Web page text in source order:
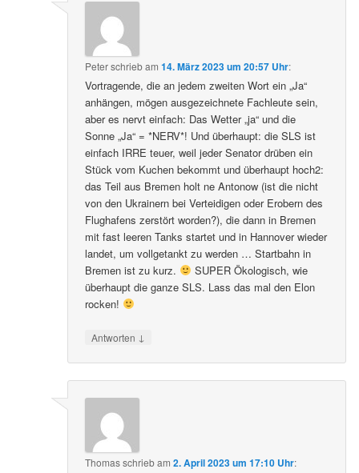
Peterschriebam14. März 2023 um 20:57 Uhr:
Vortragende, die an jedem zweiten Wort ein „Ja“
anhängen, mögen ausgezeichnete Fachleute sein,
aber es nervt einfach: Das Wetter „ja“ und die
Sonne „Ja“ = *NERV*! Und überhaupt: die SLS ist
einfach IRRE teuer, weil jeder Senator drüben ein
Stück vom Kuchen bekommt und überhaupt hoch2:
das Teil aus Bremen holt ne Antonow (ist die nicht
von den Ukrainern bei Verteidigen oder Erobern des
Flughafens zerstört worden?), die dann in Bremen
mit fast leeren Tanks startet und in Hannover wieder
landet, um vollgetankt zu werden … Startbahn in
Bremen ist zu kurz.
SUPER Ökologisch, wie
überhaupt die ganze SLS. Lass das mal den Elon
rocken!
Antworten ↓
Thomasschriebam2. April 2023 um 17:10 Uhr: